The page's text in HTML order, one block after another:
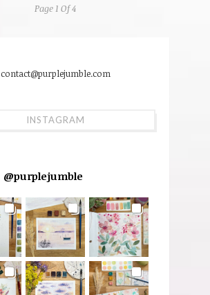
Page 1 Of 4
contact@purplejumble.com
INSTAGRAM
@purplejumble